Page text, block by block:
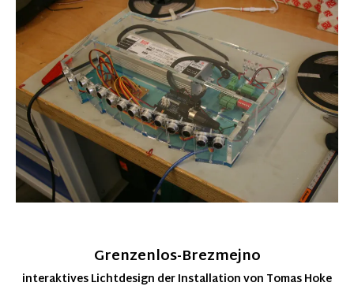
Grenzenlos-Brezmejno
interaktives Lichtdesign der Installation von Tomas Hoke